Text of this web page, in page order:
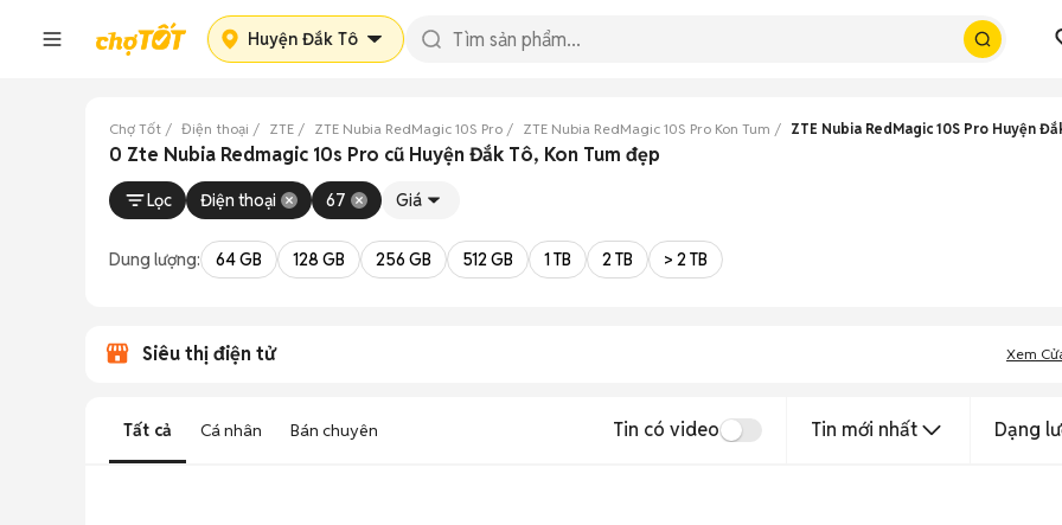
Huyện Đắk Tô
Chợ Tốt Điện thoại ZTE ZTE Nubia RedMagic 10S Pro ZTE Nubia RedMagic 10S Pro Kon Tum ZTE Nubia RedMagic 10S Pro Huyện
0 Zte Nubia Redmagic 10s Pro cũ Huyện Đắk Tô, Kon Tum đẹp
Lọc Điện thoại 67 Giá
Dung lượng: 64 GB 128 GB 256 GB 512 GB 1 TB 2 TB > 2 TB
Siêu thị điện tử Xem
Tất cả Cá nhân Bán chuyên Tin có video Tin mới nhất Dạng